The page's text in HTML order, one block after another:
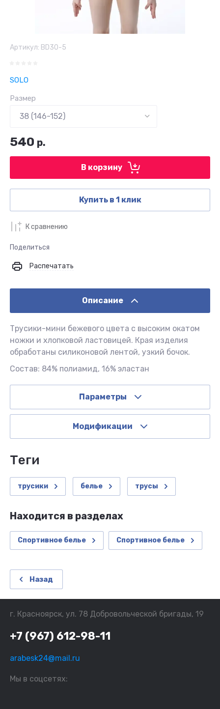
Артикул: BD30-5
SOLO
Размер
540 р.
В корзину
Купить в 1 клик
К сравнению
Поделиться
Распечатать
Описание
Трусики-мини бежевого цвета с высоким окатом
ножки и хлопковой ластовицей. Края изделия
обработаны силиконовой лентой, узкий бочок.
Состав: 84% полиамид, 16% эластан
Параметры
Модификации
теги
трусики белье трусы
Находится в разделах
Спортивное белье Спортивное белье
Назад
г. Красноярск, ул. 78 Добровольческой бригады, 19
+7 (967) 612-98-11
arabesk24@mail.ru
Мы в соцсетях: